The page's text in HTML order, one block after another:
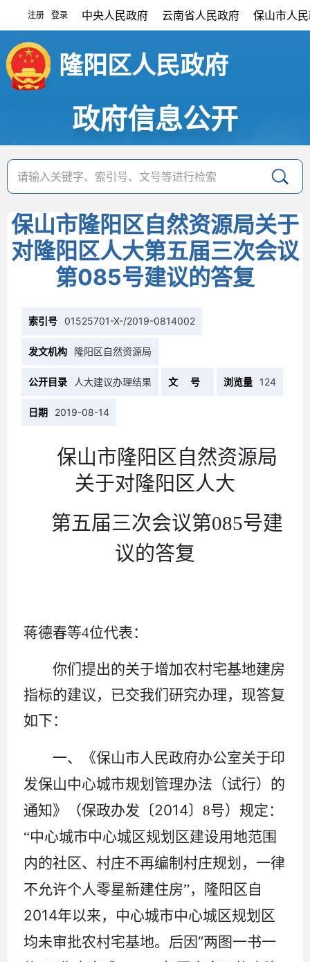
注册 登录 中央人民政府 云南省人民政府 保山市人
隆阳区人民政府
政府信息公开
保山市隆阳区自然资源局关于
对隆阳区人大第五届三次会议
第085号建议的答复
索引号 01525701-X-/2019-0814002
发文机构 隆阳区自然资源局
公开目录 人大建议办理结果 文 号 浏览量 124
日期 2019-08-14
保山市隆阳区自然资源局
关于对隆阳区人大
第五届三次会议第085号建
议的答复
蒋德春等4位代表：
你们提出的关于增加农村宅基地建房
指标的建议，已交我们研究办理，现答复
如下：
一、
《保山市人民政府办公室关于印
发保山中心城市规划管理办法（试行）的
通知》（保政办发〔2014〕 8号）规定：
“中心城市中心城区规划区建设用地范围
内的社区、村庄不再编制村庄规划，一律
不允许个人零星新建住房”，隆阳区自
2014年以来，中心城市中心城区规划区
均未审批农村宅基地。后因“两图一书一